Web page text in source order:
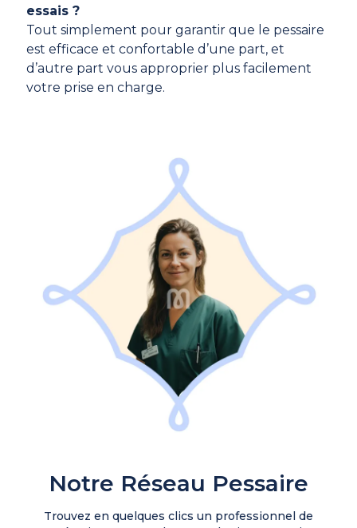
essais ?
Tout simplement pour garantir que le pessaire
est efficace et confortable d’une part, et
d’autre part vous approprier plus facilement
votre prise en charge.
Notre Réseau Pessaire
Trouvez en quelques clics un professionnel de